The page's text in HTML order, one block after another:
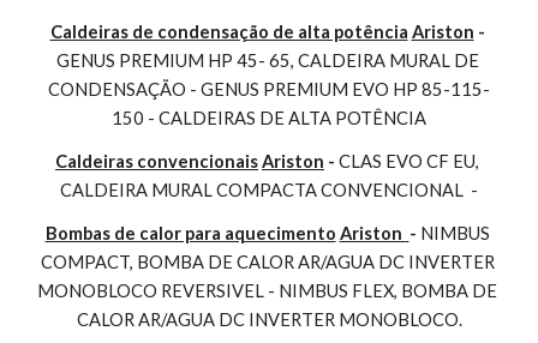
Caldeiras de condensação de alta potência Ariston
GENUS PREMIUM HP 45- 65, CALDEIRA MURAL DE
CONDENSAÇÃO - GENUS PREMIUM EVO HP 85-115-
150 - CALDEIRAS DE ALTA POTÊNCIA
Caldeiras convencionaisAriston - CLAS EVO CF EU,
CALDEIRA MURAL COMPACTA CONVENCIONAL  -
Bombas de calor para aquecimento Ariston - NIMBUS
COMPACT, BOMBA DE CALOR AR/AGUA DC INVERTER
MONOBLOCO REVERSIVEL - NIMBUS FLEX, BOMBA DE
CALOR AR/AGUA DC INVERTER MONOBLOCO.